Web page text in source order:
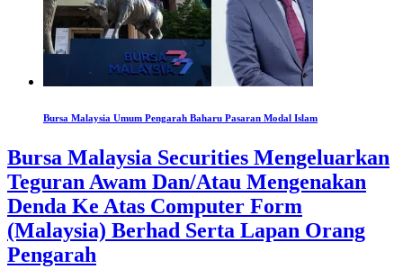
Bursa Malaysia Umum Pengarah Baharu Pasaran Modal Islam
Bursa Malaysia Securities Mengeluarkan
Teguran Awam Dan/Atau Mengenakan
Denda Ke Atas Computer Form
(Malaysia) Berhad Serta Lapan Orang
Pengarah